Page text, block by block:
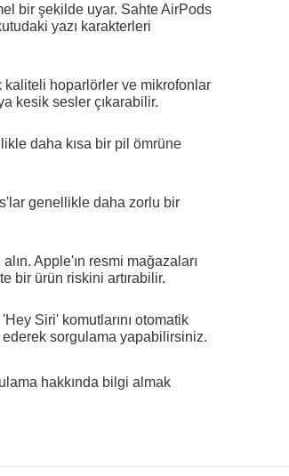
bir şekilde uyar. Sahte AirPods
yazı karakterleri
hoparlörler ve mikrofonlar
kesik sesler çıkarabilir.
daha kısa bir pil ömrüne
genellikle daha zorlu bir
Apple'ın resmi mağazaları
bir ürün riskini artırabilir.
Siri' komutlarını otomatik
ederek sorgulama yapabilirsiniz.
hakkında bilgi almak